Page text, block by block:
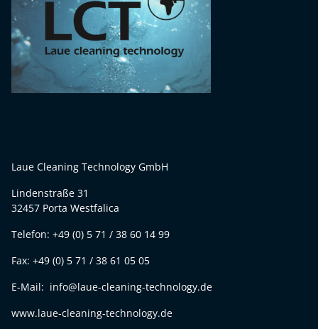
Laue Cleaning Technology GmbH
Lindenstraße 31
32457 Porta Westfalica
Telefon: +49 (0) 5 71 / 38 60 14 99
Fax: +49 (0) 5 71 / 38 61 05 05
E-Mail: info@laue-cleaning-technology.de
www.laue-cleaning-technology.de